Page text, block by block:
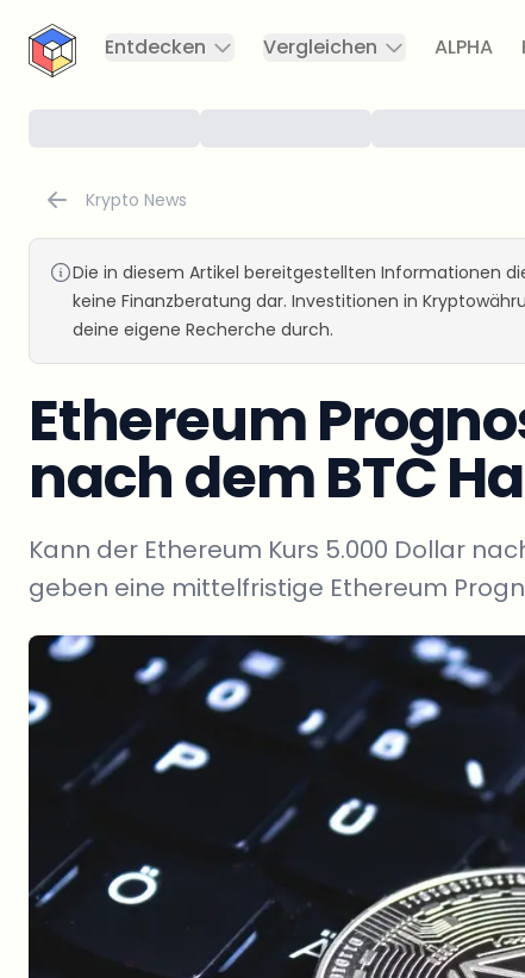
CryptoTicker
Entdecken
Vergleichen ALPHA
Krypto News
Die in diesem Artikel bereitgestellten Informationen
keine Finanzberatung dar. Investitionen in
deine eigene Recherche durch.
Ethereum
nach dem BTC
Kann der Ethereum Kurs 5.000 Dollar
geben eine mittelfristige Ethereum